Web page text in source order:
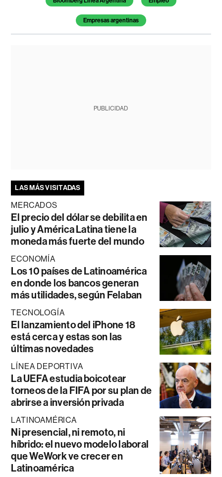
Empresas argentinas
PUBLICIDAD
LAS MÁS VISITADAS
MERCADOS
El precio del dólar se debilita en
julio y América Latina tiene la
moneda más fuerte del mundo
ECONOMÍA
Los 10 países de Latinoamérica
en donde los bancos generan
más utilidades, según Felaban
TECNOLOGÍA
El lanzamiento del iPhone 18
está cerca y estas son las
últimas novedades
LÍNEA DEPORTIVA
La UEFA estudia boicotear
torneos de la FIFA por su plan de
abrirse a inversión privada
LATINOAMÉRICA
Ni presencial, ni remoto, ni
híbrido: el nuevo modelo laboral
que WeWork ve crecer en
Latinoamérica